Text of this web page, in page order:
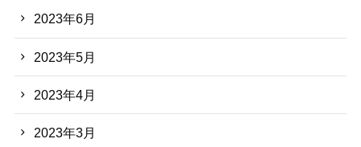
2023年6月
2023年5月
2023年4月
2023年3月